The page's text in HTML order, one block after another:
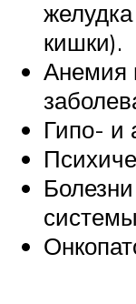
кишки).
Анемия
Гипо- и